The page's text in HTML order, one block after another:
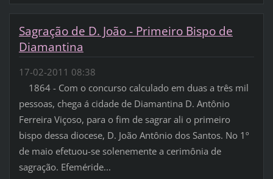
Sagração de D. João - Primeiro Bispo de
Diamantina
17-02-2011 08:38
1864 - Com o concurso calculado em duas a três mil
pessoas, chega á cidade de Diamantina D. Antônio
Ferreira Viçoso, para o fim de sagrar ali o primeiro
bispo dessa diocese, D. João Antônio dos Santos. No 1º
de maio efetuou-se solenemente a cerimônia de
sagração. Efeméride...